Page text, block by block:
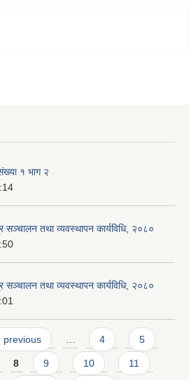
१ भाग २
तथा व्यवस्थापन कार्यविधि, २०८०
तथा व्यवस्थापन कार्यविधि, २०८०
previous 4 5
8 9 10 11